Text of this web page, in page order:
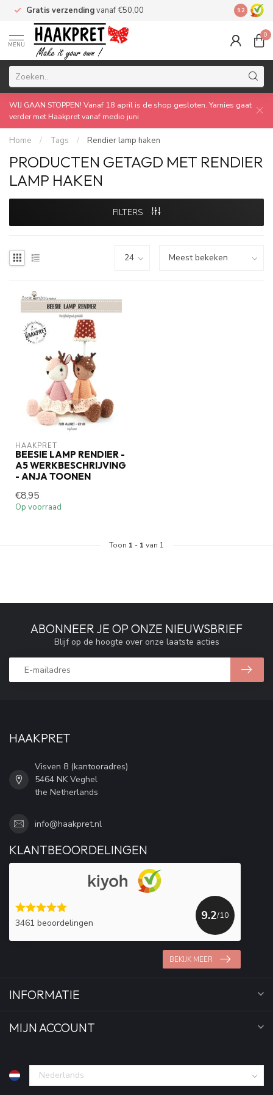
Gratis verzendingvanaf €50,00 Made by
9.2
MENU
0
WIJ GAAN STOPPEN! Vanaf 18 april is de shop gesloten. Yarnies gaat
verder met Haakpret vanaf medio juni
Home / Tags / Rendier lamp haken
PRODUCTEN GETAGD MET RENDIER
LAMP HAKEN
FILTERS
HAAKPRET
BEESIE LAMP RENDIER -
A5 WERKBESCHRIJVING
- ANJA TOONEN
€8,95
Op voorraad
Toon 1 - 1 van 1
ABONNEER JE OP ONZE NIEUWSBRIEF
Blijf op de hoogte over onze laatste acties
HAAKPRET
Visven 8 (kantooradres)
5464 NK Veghel
the Netherlands
info@haakpret.nl
KLANTBEOORDELINGEN
3461 beoordelingen
9.2/10
BEKIJK MEER
INFORMATIE
MIJN ACCOUNT